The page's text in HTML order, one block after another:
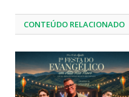
CONTEÚDO RELACIONADO